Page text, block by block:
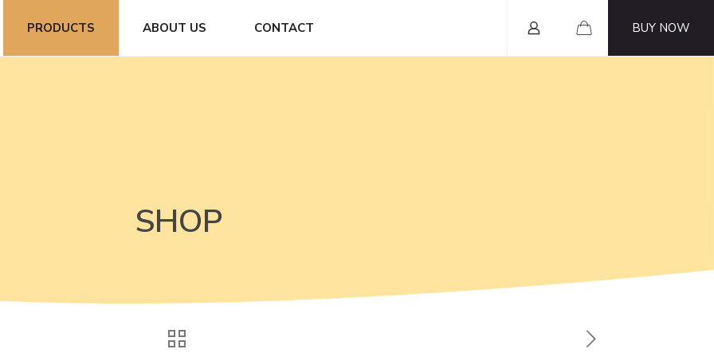
PRODUCTS ABOUT US CONTACT BUY NOW
SHOP